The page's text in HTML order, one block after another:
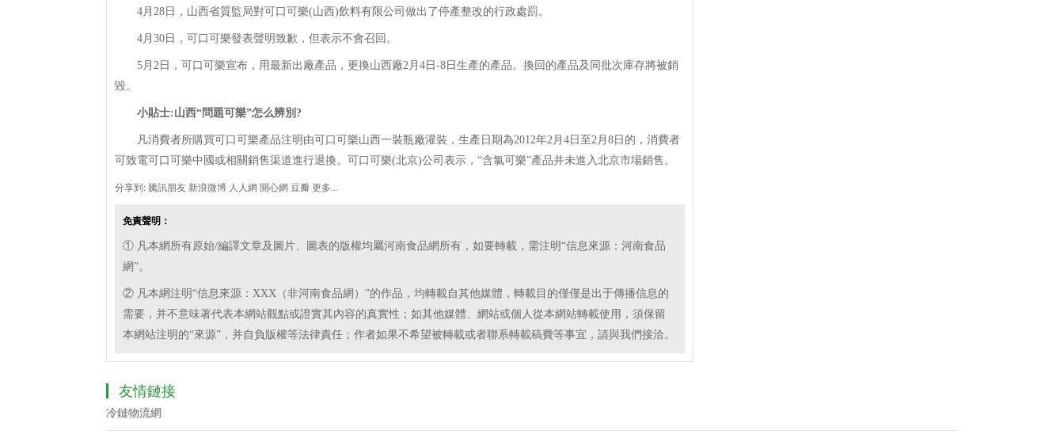
4月28日，山西省質監局對可口可樂(山西)飲料有限公司做出了停產整改的行政處罰。
4月30日，可口可樂發表聲明致歉，但表示不會召回。
5月2日，可口可樂宣布，用最新出廠產品，更換山西廠2月4日-8日生產的產品。換回的產品及同批次庫存將被銷
毀。
小貼士:山西“問題可樂”怎么辨別?
凡消費者所購買可口可樂產品注明由可口可樂山西一裝瓶廠灌裝，生產日期為2012年2月4日至2月8日的，消費者
可致電可口可樂中國或相關銷售渠道進行退換。可口可樂(北京)公司表示，“含氯可樂”產品并未進入北京市場銷售。
分享到: 騰訊朋友 新浪微博 人人網 開心網 豆瓣 更多...
免責聲明：
① 凡本網所有原始/編譯文章及圖片、圖表的版權均屬河南食品網所有，如要轉載，需注明“信息來源：河南食品
網”。
② 凡本網注明“信息來源：XXX（非河南食品網）”的作品，均轉載自其他媒體，轉載目的僅僅是出于傳播信息的
需要，并不意味著代表本網站觀點或證實其內容的真實性；如其他媒體、網站或個人從本網站轉載使用，須保留
本網站注明的“來源”，并自負版權等法律責任；作者如果不希望被轉載或者聯系轉載稿費等事宜，請與我們接洽。
友情鏈接
冷鏈物流網